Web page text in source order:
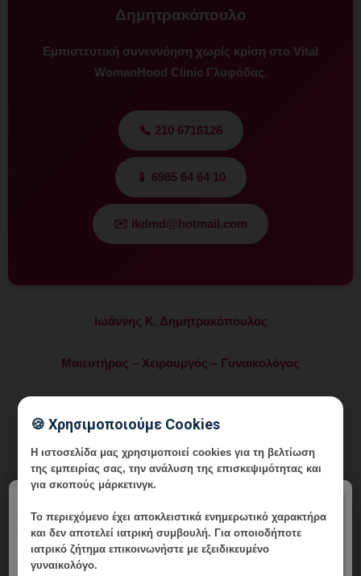
Δημητρακόπουλο
Εμπιστευτική συνεννόηση χωρίς κρίση στο Vital
WomanHood Clinic Γλυφάδας.
📞 210 6716126
📱 6985 64 64 10
✉️ ikdmd@hotmail.com
Ιωάννης Κ. Δημητρακόπουλος
Μαιευτήρας – Χειρουργός – Γυναικολόγος
Γυναικολογίας – Αναγεννητικής Ιατρικής και Αναίμακτης
Χειρουργικής
Τηλ.: 210 6716126 Κιν.: 6985 64 64 10 e-mail
ikdmd@hotmail.com
Ιατρείο: Λεωφ. Δημητρίου Γούναρη 196 Γλυφάδα Τ.Κ. 166 74
🍪 Χρησιμοποιούμε Cookies
Η ιστοσελίδα μας χρησιμοποιεί cookies για τη βελτίωση
της εμπειρίας σας, την ανάλυση της επισκεψιμότητας και
για σκοπούς μάρκετινγκ.
Το περιεχόμενο έχειαποκλειστικά ενημερωτικό χαρακτήρα
και δεν αποτελεί ιατρική συμβουλή. Για οποιοδήποτε
ιατρικό ζήτημα επικοινωνήστε με εξειδικευμένο
γυναικολόγο.